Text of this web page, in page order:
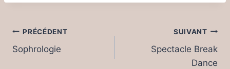
Navigation
de
PRÉCÉDENT
Sophrologie
SUIVANT
Spectacle Break
Dance